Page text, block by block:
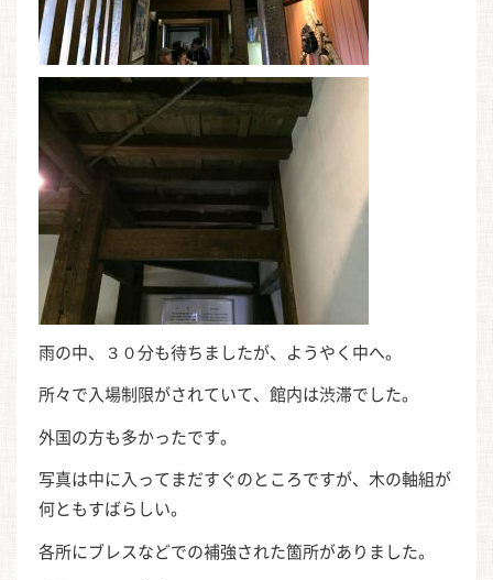
雨の中、３０分も待ちましたが、ようやく中へ。
所々で入場制限がされていて、館内は渋滞でした。
外国の方も多かったです。
写真は中に入ってまだすぐのところですが、木の軸組が
何ともすばらしい。
各所にブレスなどでの補強された箇所がありました。